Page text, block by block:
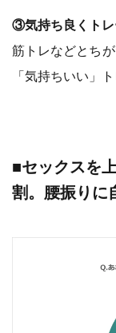
③気持ち良くト
筋トレなどとち
「気持ちいい」
■セックスを
割。腰振りに